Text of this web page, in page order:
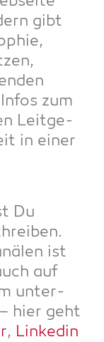
gibt
zum
Leit­ge­
in einer
Du
ist
auf
unter­
hier geht
, Lin­ke­din